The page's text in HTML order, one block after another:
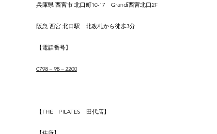
兵庫県 西宮市 北口町10-17　Grandi西宮北口2F
阪急 西宮 北口駅　北改札から徒歩3分
【電話番号】
0798－98－2200
【THE　PILATES　田代店】